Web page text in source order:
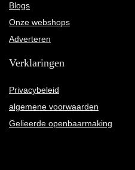
Blogs
Onze webshops
Adverteren
Verklaringen
Privacybeleid
algemene voorwaarden
Gelieerde openbaarmaking